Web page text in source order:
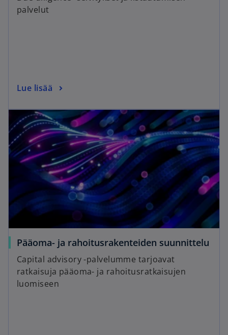
palvelut
Lue lisää
Pääoma- ja rahoitusrakenteiden suunnittelu
Capital advisory -palvelumme tarjoavat
ratkaisuja pääoma- ja rahoitusratkaisujen
luomiseen